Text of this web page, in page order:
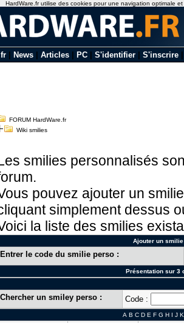
News Articles PC S'identifier S'inscrire
FORUM HardWare.fr
Wiki smilies
smilies personnalisés
pouvez ajouter un
simplement dessus
la liste des smilies
Ajouter un
Entrer le code du smilie perso :
Présentation sur 3
Chercher un smiley perso : Code :
A B C D E F G H I J K
HardWare.fr utilise des cookies pour une navigation optimale